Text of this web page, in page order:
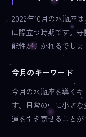
2022年10月の水瓶座
に際立つ時期です。
能性が開かれるでしょ
今月のキーワード
今月の水瓶座を導く
す。日常の中に小さ
運を引き寄せることが